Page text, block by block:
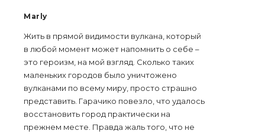
Marly
Жить в прямой видимости вулкана, который
в любой момент может напомнить о себе –
это героизм, на мой взгляд. Сколько таких
маленьких городов было уничтожено
вулканами по всему миру, просто страшно
представить. Гарачико повезло, что удалось
восстановить город практически на
прежнем месте. Правда жаль того, что не